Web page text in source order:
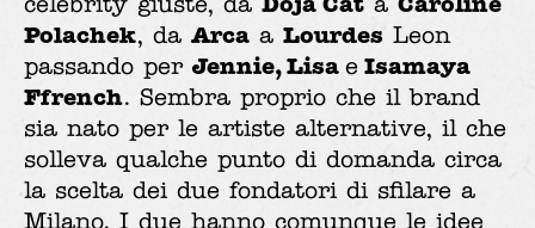
Polachek, da Arca a Lourdes Leon
passando per Jennie, Lisa e Isamaya
Ffrench. Sembra proprio che il brand
sia nato per le artiste alternative, il che
solleva qualche punto di domanda circa
la scelta dei due fondatori di sfilare a
Milano. I due hanno comunque le idee